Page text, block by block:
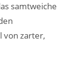
samtweiche
von zarter,